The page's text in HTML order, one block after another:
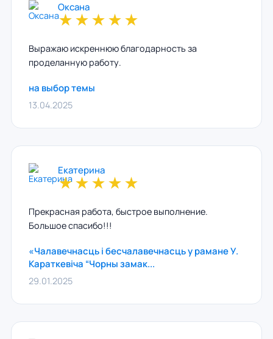
Оксана
★★★★★
Выражаю искреннюю благодарность за
проделанную работу.
на выбор темы
13.04.2025
Екатерина
★★★★★
Прекрасная работа, быстрое выполнение.
Большое спасибо!!!
«Чалавечнасць і бесчалавечнасць у рамане У.
Караткевіча “Чорны замак...
29.01.2025